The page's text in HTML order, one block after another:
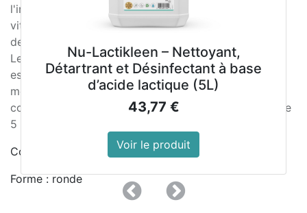
l'industrie de la restauration. Chaque pièce est ultra
vitrifiée, cuite à une haute température pendant plus
de deux jours pour garantir robustesse et durabilité.
Les côtés et les bords résistent aux éclats et le pied
est verni pour éviter les rayures et les marques de
métaux, tout en étant plus hygiénique. Gamme
compatible lave-vaisselle et micro-ondes. Garantie de
5 ans contre les éclats sur les bords.
Couleur : blanche
Forme : ronde
Nu-Lactikleen – Nettoyant,
Détartrant et Désinfectant à base
d’acide lactique (5L)
43,77 €
Voir le produit
PrécedentSuivant